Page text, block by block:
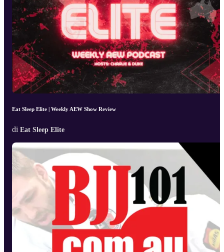
Eat Sleep Elite | Weekly AEW Show Review
di Eat Sleep Elite